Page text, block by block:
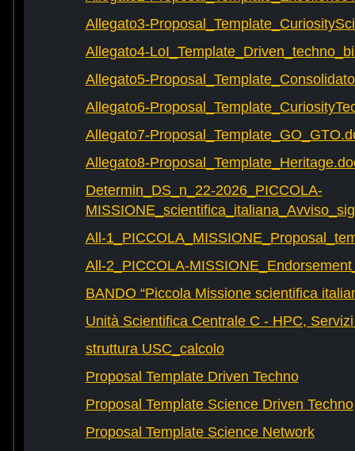
Allegato3-
Allegato4-
Allegato5-
Allegato6-
Allegato7-
Allegato8-
Determin_DS_n_22-2026_PICCOLA-
All-
All-2_PICCOLA-
BANDO “Piccola Missione scientifica
Unità Scientifica Centrale C - HPC,
struttura USC_calcolo
Proposal Template Driven Techno
Proposal Template Science Driven Techno
Proposal Template Science Network